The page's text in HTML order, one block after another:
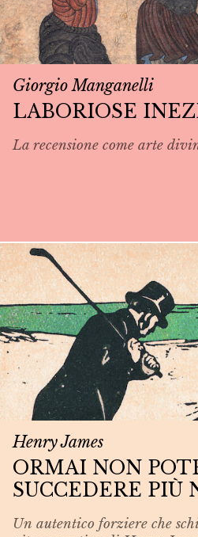
Giorgio Manganelli
LABORIOSE
La recensione come arte
Henry James
ORMAI NON
SUCCEDERE PIÙ
Un autentico forziere che